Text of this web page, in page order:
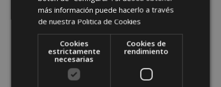
1165
FRADES FONTANS TAMARA
MARAZON, SC (C)
más información puede hacerlo a través
de nuestra Politica de Cookies
Cookies
estrictamente
necesarias
Cookies de
rendimiento